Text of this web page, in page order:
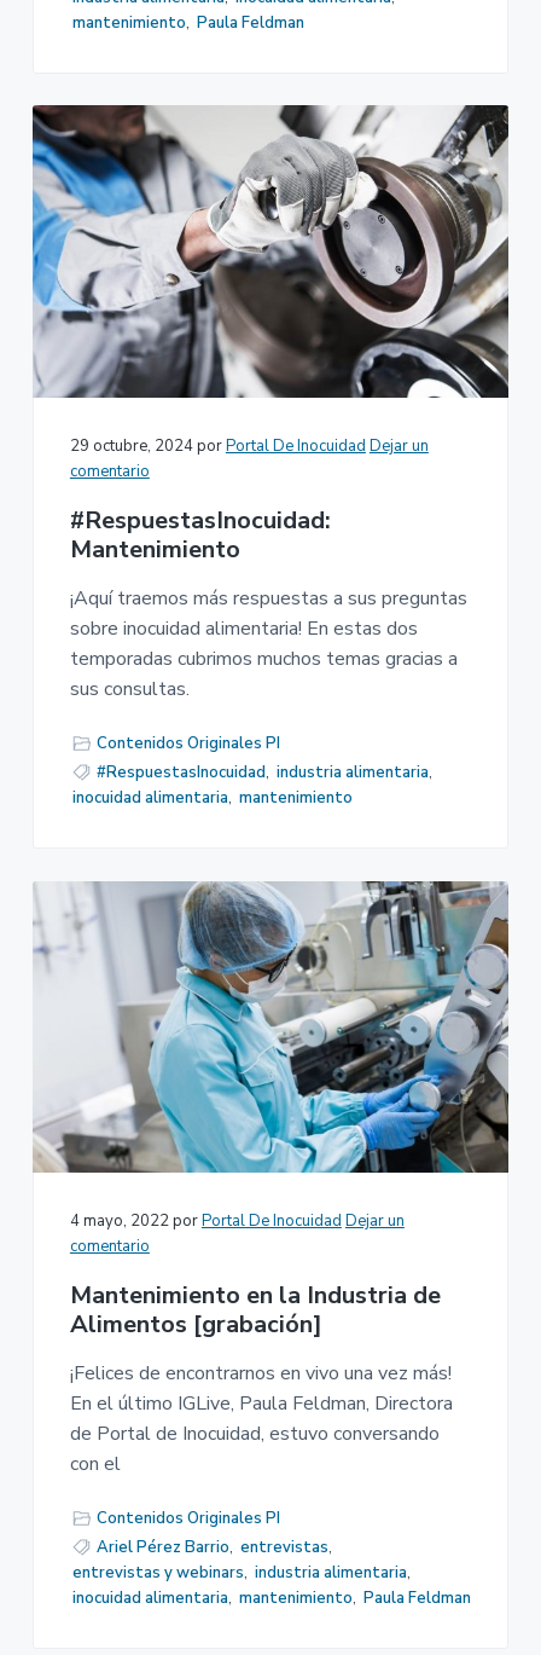
mantenimiento, Paula Feldman
29 octubre, 2024porPortal De Inocuidad Dejar un
comentario
#RespuestasInocuidad:
Mantenimiento
¡Aquí traemos más respuestas a sus preguntas
sobre inocuidad alimentaria! En estas dos
temporadas cubrimos muchos temas gracias a
sus consultas.
Contenidos Originales PI
#RespuestasInocuidad, industria alimentaria,
inocuidad alimentaria, mantenimiento
4 mayo, 2022porPortal De Inocuidad Dejar un
comentario
Mantenimiento en la Industria de
Alimentos [grabación]
¡Felices de encontrarnos en vivo una vez más!
En el último IGLive, Paula Feldman, Directora
de Portal de Inocuidad, estuvo conversando
con el
Contenidos Originales PI
Ariel Pérez Barrio, entrevistas,
entrevistas y webinars, industria alimentaria,
inocuidad alimentaria, mantenimiento, Paula Feldman